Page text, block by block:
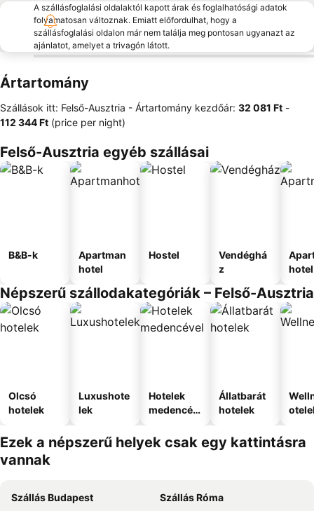
A szállásfoglalási oldalaktól kapott árak és foglalhatósági adatok
folyamatosan változnak. Emiatt előfordulhat, hogy a
szállásfoglalási oldalon már nem találja meg pontosan ugyanazt az
ajánlatot, amelyet a trivagón látott.
Ártartomány
Szállások itt: Felső-Ausztria - Ártartomány kezdőár: ‎32 081 Ft -
‎112 344 Ft (price per night)
Felső-Ausztria egyéb szállásai
B&B-k
Apartman
hotel
Hostel
Vendéghá
z
hotel
Népszerű szállodakategóriák – Felső-Ausztria
Olcsó
hotelek
Luxushote
lek
Hotelek
medencév
Állatbarát
hotelek
Ezek a népszerű helyek csak egy kattintásra
vannak
Szállás Budapest
Szállás Róma